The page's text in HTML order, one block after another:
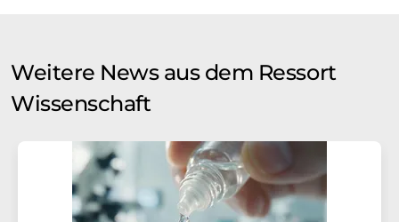
Weitere News aus dem Ressort
Wissenschaft